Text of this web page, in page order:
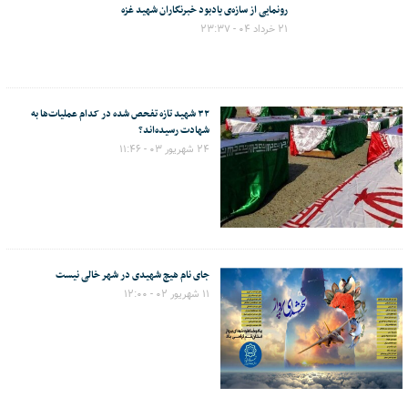
رونمایی از سازه‌ی یادبود خبرنگاران شهید غزه
۲۱ خرداد ۰۴ - ۲۳:۳۷
۳۲ شهید تازه تفحص شده در کدام عملیات‌ها به
شهادت رسیده‌اند؟
۲۴ شهریور ۰۳ - ۱۱:۴۶
جای نام هیچ شهیدی در شهر خالی نیست
۱۱ شهریور ۰۲ - ۱۲:۰۰